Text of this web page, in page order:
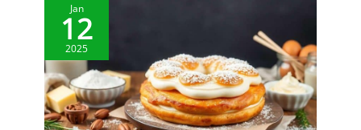
Jan
12
2025